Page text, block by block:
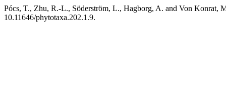
Pócs, T., Zhu, R.-L., Söderström, L., Hagborg, A. and Von Konrat,
10.11646/phytotaxa.202.1.9.